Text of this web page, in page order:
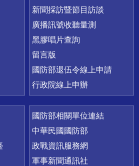
新聞採訪暨節目訪談
廣播訊號收聽量測
黑膠唱片查詢
留言版
國防部退伍令線上申請
行政院線上申辦
國防部相關單位連結
中華民國國防部
政戰資訊服務網
軍事新聞通訊社